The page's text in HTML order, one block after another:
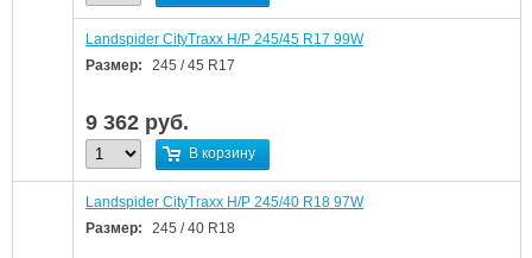
Landspider CityTraxx H/P 245/45 R17 99W
Размер:
245 / 45 R17
9 362 руб.
В корзину
Landspider CityTraxx H/P 245/40 R18 97W
Размер:
245 / 40 R18